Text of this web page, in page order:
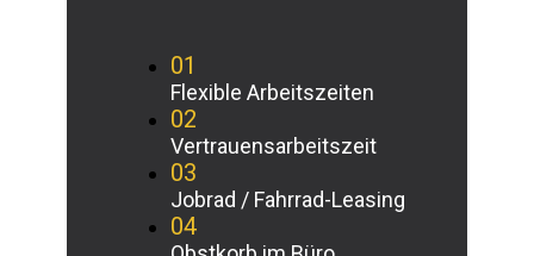
01
Flexible Arbeitszeiten
02
Vertrauensarbeitszeit
03
Jobrad / Fahrrad-Leasing
04